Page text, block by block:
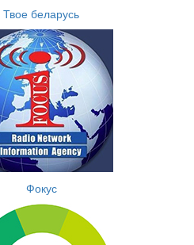
Твое беларусь
Фокус